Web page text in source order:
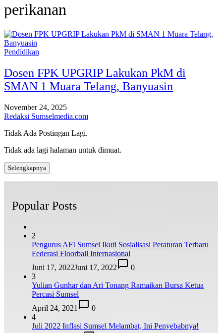
perikanan
Pendidikan
Dosen FPK UPGRIP Lakukan PkM di
SMAN 1 Muara Telang, Banyuasin
November 24, 2025
Redaksi Sumselmedia.com
Tidak Ada Postingan Lagi.
Tidak ada lagi halaman untuk dimuat.
Selengkapnya
Popular Posts
2
Pengurus AFI Sumsel Ikuti Sosialisasi Peraturan Terbaru
Federasi Floorball Internasional
Juni 17, 2022Juni 17, 2022
0
3
Yulian Gunhar dan Ari Tonang Ramaikan Bursa Ketua
Percasi Sumsel
April 24, 2021
0
4
Juli 2022 Inflasi Sumsel Melambat, Ini Penyebabnya!